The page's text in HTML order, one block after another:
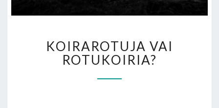
VAI
ROTUKOIRIA?
KOIRAROTUJA VAI
ROTUKOIRIA?